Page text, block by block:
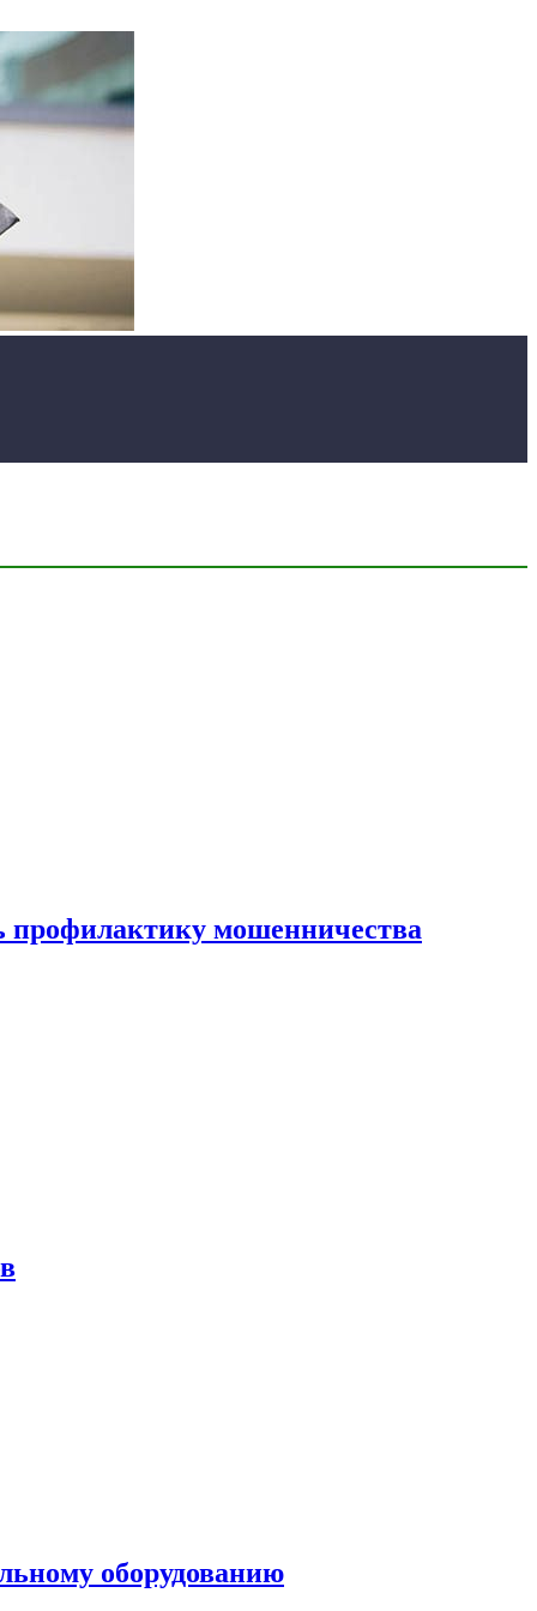
профилактику мошенничества
оборудованию